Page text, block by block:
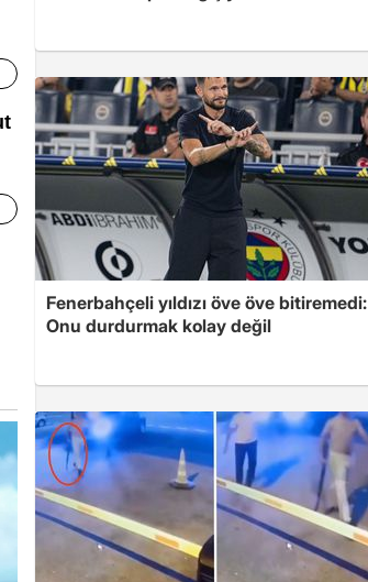
Fenerbahçeli yıldızı öve öve bitiremedi:
Onu durdurmak kolay değil